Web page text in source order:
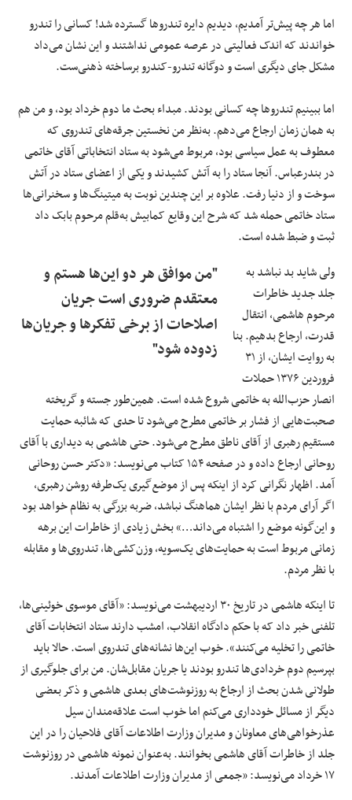
اما هر چه پیش‌تر آمدیم، دیدیم دایره تندروها گسترده شد! کسانی را تندرو
خواندند که اندک فعالیتی در عرصه عمومی نداشتند و این نشان می‌داد
مشکل جای دیگری است و دوگانه تندرو-کندرو برساخته ذهنی‌ست.
اما ببینیم تندروها چه کسانی بودند. مبداء بحث ما دوم خرداد بود، و من هم
به همان زمان ارجاع می‌دهم. به‌نظر من نخستین جرقه‌های تندروی که
معطوف به عمل سیاسی بود، مربوط می‌شود به ستاد انتخاباتی آقای خاتمی
در بندرعباس. آنجا ستاد را به آتش کشیدند و یکی از اعضای ستاد در آتش
سوخت و از دنیا رفت. علاوه بر این چندین نوبت به میتینگ‌ها و سخنرانی‌ها
ستاد خاتمی حمله شد که شرح این وقایع کمابیش به‌قلم مرحوم بابک داد
ثبت و ضبط شده است.
"من موافق هر دو این‌ها هستم و
معتقدم ضروری است جریان
اصلاحات از برخی تفکرها و جریان‌ها
زدوده شود"
ولی شاید بد نباشد به
جلد جدید خاطرات
مرحوم هاشمی، انتقال
قدرت، ارجاع بدهیم. بنا
به روایت ایشان، از ۳۱
فروردین ۱۳۷۶ حملات
انصار حزب‌الله به خاتمی شروع شده است. همین‌طور جسته و گریخته
صحبت‌هایی از فشار بر خاتمی مطرح می‌شود تا حدی که شائبه حمایت
مستقیم رهبری از آقای ناطق مطرح می‌شود. حتی هاشمی به دیداری با آقای
روحانی ارجاع داده و در صفحه ۱۵۴ کتاب می‌نویسد: «دکتر حسن روحانی
آمد. اظهار نگرانی کرد از اینکه پس از موضع‌گیری یک‌طرفه روشن رهبری،
اگر آرای مردم با نظر ایشان هماهنگ نباشد، ضربه بزرگی به نظام خواهد بود
و این‌گونه موضع را اشتباه می‌داند…» بخش زیادی از خاطرات این برهه
زمانی مربوط است به حمایت‌های یک‌سویه، وزن‌کشی‌‌ها، تندروی‌ها و مقابله
با نظر مردم.
تا اینکه هاشمی در تاریخ ۳۰ اردیبهشت می‌نویسد: «آقای موسوی خوئینی‌ها،
تلفنی خبر داد که با حکم دادگاه انقلاب، امشب دارند ستاد انتخابات آقای
خاتمی را تخلیه می‌کنند». خوب این‌ها نشانه‌های تندروی است. حالا باید
بپرسیم دوم خردادی‌ها تندرو بودند یا جریان مقابل‌شان. من برای جلوگیری از
طولانی شدن بحث از ارجاع به روزنوشت‌های بعدی هاشمی و ذکر بعضی
دیگر از مسائل خودداری می‌کنم اما خوب است علاقه‌مندان سیل
عذرخواهی‌های معاونان و مدیران وزارت اطلاعات آقای فلاحیان را در این
جلد از خاطرات آقای هاشمی بخوانند. به‌عنوان نمونه هاشمی در روزنوشت
۱۷ خرداد می‌نویسد: «جمعی از مدیران وزارت اطلاعات آمدند.